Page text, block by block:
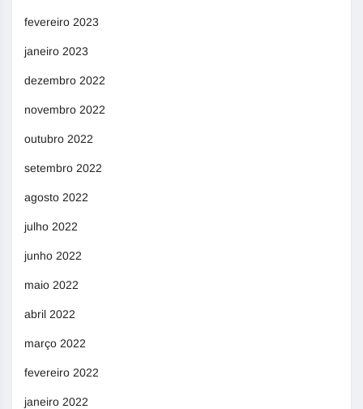
fevereiro 2023
janeiro 2023
dezembro 2022
novembro 2022
outubro 2022
setembro 2022
agosto 2022
julho 2022
junho 2022
maio 2022
abril 2022
março 2022
fevereiro 2022
janeiro 2022